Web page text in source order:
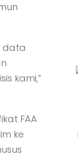
data
kami,”
FAA
ke